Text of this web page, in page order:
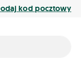
kod pocztowy